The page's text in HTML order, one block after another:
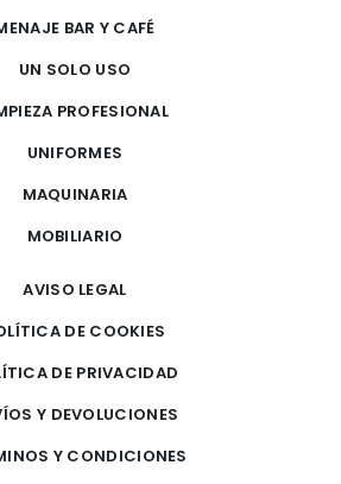
BAR Y CAFÉ
UN SOLO USO
PROFESIONAL
UNIFORMES
MAQUINARIA
MOBILIARIO
AVISO LEGAL
DE COOKIES
DE PRIVACIDAD
Y DEVOLUCIONES
Y CONDICIONES